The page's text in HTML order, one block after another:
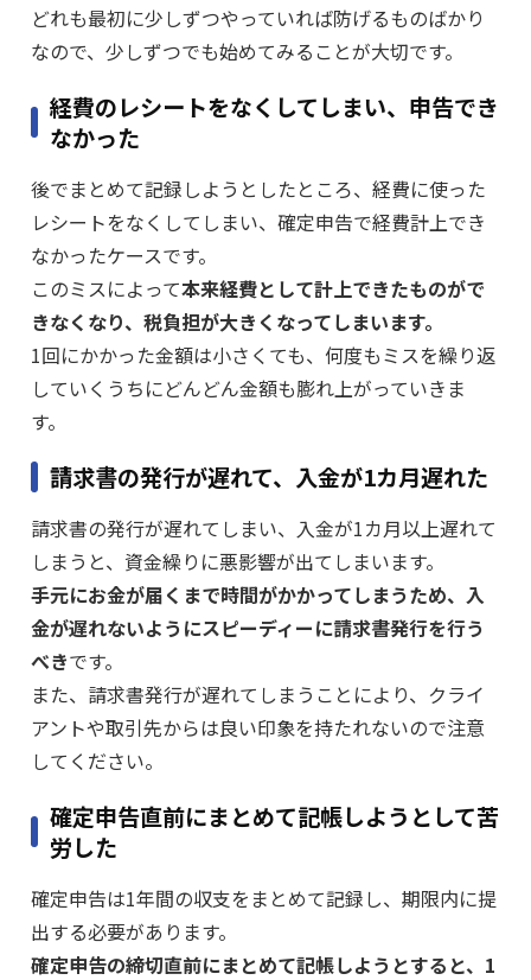
どれも最初に少しずつやっていれば防げるものばかり
なので、少しずつでも始めてみることが大切です。
経費のレシートをなくしてしまい、申告でき
なかった
後でまとめて記録しようとしたところ、経費に使った
レシートをなくしてしまい、確定申告で経費計上でき
なかったケースです。
このミスによって本来経費として計上できたものがで
きなくなり、税負担が大きくなってしまいます。
1回にかかった金額は小さくても、何度もミスを繰り返
していくうちにどんどん金額も膨れ上がっていきま
す。
請求書の発行が遅れて、入金が1カ月遅れた
請求書の発行が遅れてしまい、入金が1カ月以上遅れて
しまうと、資金繰りに悪影響が出てしまいます。
手元にお金が届くまで時間がかかってしまうため、入
金が遅れないようにスピーディーに請求書発行を行う
べきです。
また、請求書発行が遅れてしまうことにより、クライ
アントや取引先からは良い印象を持たれないので注意
してください。
確定申告直前にまとめて記帳しようとして苦
労した
確定申告は1年間の収支をまとめて記録し、期限内に提
出する必要があります。
確定申告の締切直前にまとめて記帳しようとすると、1